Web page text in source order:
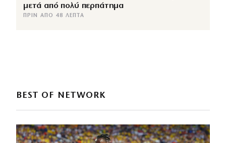
μετά από πολύ περπάτημα
ΠΡΙΝ ΑΠΌ 48 ΛΕΠΤΆ
BEST OF NETWORK